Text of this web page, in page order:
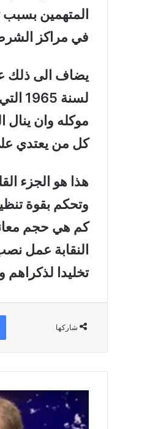
المتهمين
في مراكز
موكله وان ينال
كل من يعتدي
هذا هو الجزء
وتحكم بقوة
كم هي حجم
النقابة عمل
تخليدا لذكراهم
شاركها